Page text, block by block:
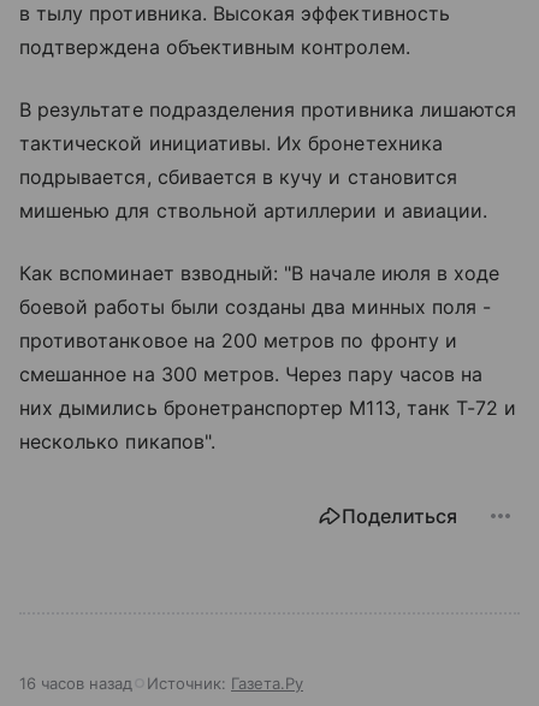
в тылу противника. Высокая эффективность
подтверждена объективным контролем.
В результате подразделения противника лишаются
тактической инициативы. Их бронетехника
подрывается, сбивается в кучу и становится
мишенью для ствольной артиллерии и авиации.
Как вспоминает взводный: "В начале июля в ходе
боевой работы были созданы два минных поля -
противотанковое на 200 метров по фронту и
смешанное на 300 метров. Через пару часов на
них дымились бронетранспортер М113, танк Т-72 и
несколько пикапов".
Поделиться
16 часов назад Источник: Газета.Ру